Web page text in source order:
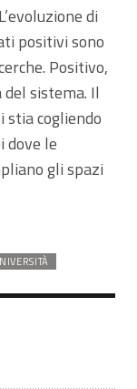
di
positivi sono
Positivo,
sistema. Il
cogliendo
dove le
gli spazi